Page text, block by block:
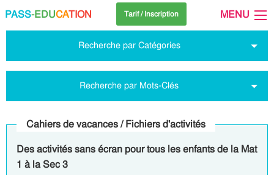
PASS-EDUCATION Tarif / Inscription MENU
Recherche par Catégories
Recherche par Mots-Clés
Cahiers de vacances / Fichiers d'activités
Des activités sans écran pour tous les enfants de la Mat
1 à la Sec 3